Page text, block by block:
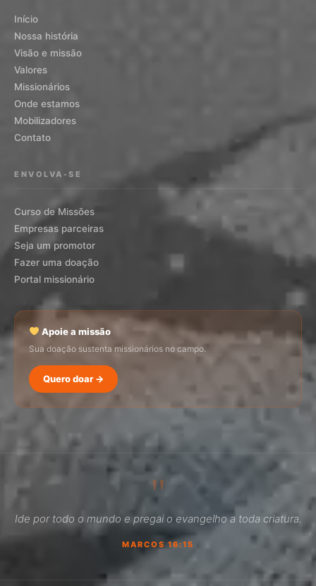
Início
Nossa história
Visão e missão
Valores
Missionários
Onde estamos
Mobilizadores
Contato
ENVOLVA-SE
Curso de Missões
Empresas parceiras
Seja um promotor
Fazer uma doação
Portal missionário
Apoie a missão
Sua doação sustenta missionários no campo.
Quero doar →
"
Ide por todo o mundo e pregai o evangelho a toda criatura.
MARCOS 16:15
Como faço para doar?